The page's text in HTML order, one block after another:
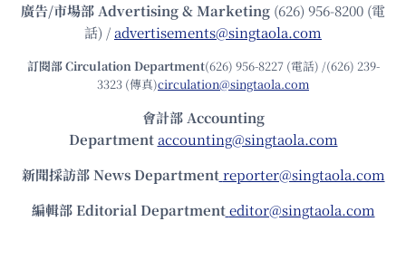
廣告/市場部Advertising & Marketing (626) 956-8200 (電
話) /advertisements@singtaola.com
訂閱部 Circulation Department(626) 956-8227 (電話) /(626) 239-
3323 (傳真)circulation@singtaola.com
會計部 Accounting
Department accounting@singtaola.com
新聞採訪部 News Department reporter@singtaola.com
編輯部 Editorial Department editor@singtaola.com